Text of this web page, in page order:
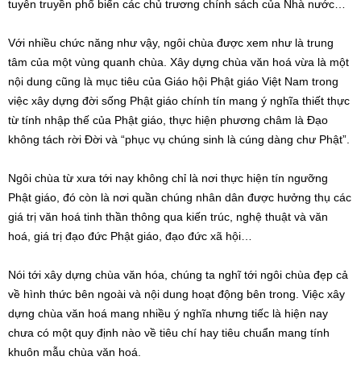
tuyên truyền phổ biến các chủ trương chính sách của Nhà nước…
Với nhiều chức năng như vậy, ngôi chùa được xem như là trung
tâm của một vùng quanh chùa. Xây dựng chùa văn hoá vừa là một
nội dung cũng là mục tiêu của Giáo hội Phật giáo Việt Nam trong
việc xây dựng đời sống Phật giáo chính tín mang ý nghĩa thiết thực
từ tính nhập thế của Phật giáo, thực hiện phương châm là Đạo
không tách rời Đời và “phục vụ chúng sinh là cúng dàng chư Phật”.
Ngôi chùa từ xưa tới nay không chỉ là nơi thực hiện tín ngưỡng
Phật giáo, đó còn là nơi quần chúng nhân dân được hưởng thụ các
giá trị văn hoá tinh thần thông qua kiến trúc, nghệ thuật và văn
hoá, giá trị đạo đức Phật giáo, đạo đức xã hội…
Nói tới xây dựng chùa văn hóa, chúng ta nghĩ tới ngôi chùa đẹp cả
về hình thức bên ngoài và nội dung hoạt động bên trong. Việc xây
dựng chùa văn hoá mang nhiều ý nghĩa nhưng tiếc là hiện nay
chưa có một quy định nào về tiêu chí hay tiêu chuẩn mang tính
khuôn mẫu chùa văn hoá.